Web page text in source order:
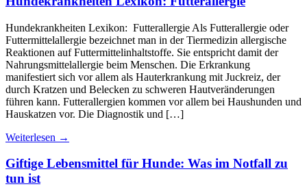
Hundekrankheiten Lexikon: Futterallergie Als Futterallergie oder
Futtermittelallergie bezeichnet man in der Tiermedizin allergische
Reaktionen auf Futtermittelinhaltstoffe. Sie entspricht damit der
Nahrungsmittelallergie beim Menschen. Die Erkrankung
manifestiert sich vor allem als Hauterkrankung mit Juckreiz, der
durch Kratzen und Belecken zu schweren Hautveränderungen
führen kann. Futterallergien kommen vor allem bei Haushunden und
Hauskatzen vor. Die Diagnostik und […]
Weiterlesen →
Giftige Lebensmittel für Hunde: Was im Notfall zu
tun ist